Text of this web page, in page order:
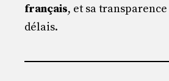
français, et sa
délais.